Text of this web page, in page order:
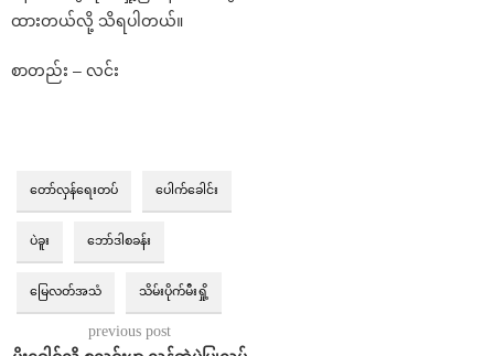
ထားတယ်လို့ သိရပါတယ်။
စာတည်း – လင်း
တော်လှန်ရေးတပ် ပေါက်ခေါင်း
ပဲခူး ဘော်ဒါစခန်း
မြေလတ်အသံ သိမ်းပိုက်မီးရှို့
previous post